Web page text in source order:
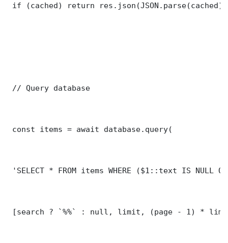
if (cached) return
// Query database
const items = await database.query(
'SELECT * FROM items WHERE ($1::text IS NULL
[search ? `%%` : null, limit, (page - 1) *